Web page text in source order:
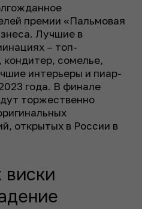
премии «Пальмовая
Лучшие в
– топ-
сомелье,
интерьеры и пиар-
года. В финале
торжественно
открытых в России в
виски